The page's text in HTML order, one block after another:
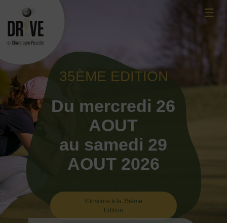
content
☰
35ÈME EDITION
Du mercredi 26
AOUT
au samedi 29
AOUT 2026
S'inscrire à la 35ème
Edition